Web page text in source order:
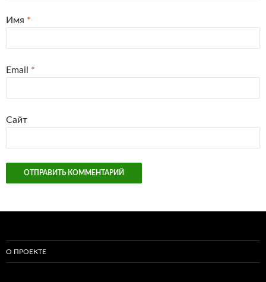
Имя *
Email *
Сайт
О ПРОЕКТЕ